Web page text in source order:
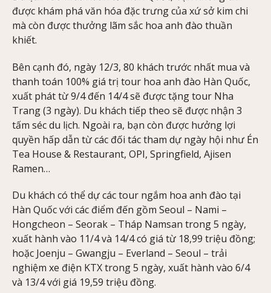
được khám phá văn hóa đặc trưng của xứ sở kim chi
mà còn được thưởng lãm sắc hoa anh đào thuần
khiết.
Bên cạnh đó, ngày 12/3, 80 khách trước nhất mua và
thanh toán 100% giá trị tour hoa anh đào Hàn Quốc,
xuất phát từ 9/4 đến 14/4 sẽ được tặng tour Nha
Trang (3 ngày). Du khách tiếp theo sẽ được nhận 3
tấm séc du lịch. Ngoài ra, bạn còn được hưởng lợi
quyền hấp dẫn từ các đối tác tham dự ngày hội như Én
Tea House & Restaurant, OPI, Springfield, Ajisen
Ramen…
Du khách có thể dự các tour ngắm hoa anh đào tại
Hàn Quốc với các điểm đến gồm Seoul – Nami –
Hongcheon – Seorak – Tháp Namsan trong 5 ngày,
xuất hành vào 11/4 và 14/4 có giá từ 18,99 triệu đồng;
hoặc Joenju – Gwangju – Everland – Seoul – trải
nghiệm xe điện KTX trong 5 ngày, xuất hành vào 6/4
và 13/4 với giá 19,59 triệu đồng.